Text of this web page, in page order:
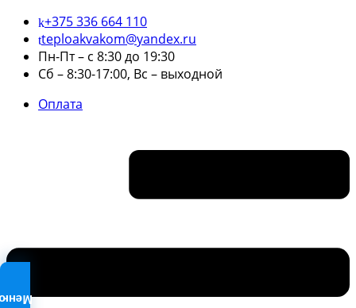
+375 336 664 110
teploakvakom@yandex.ru
Пн-Пт – с 8:30 до 19:30
Сб – 8:30-17:00, Вс – выходной
Оплата